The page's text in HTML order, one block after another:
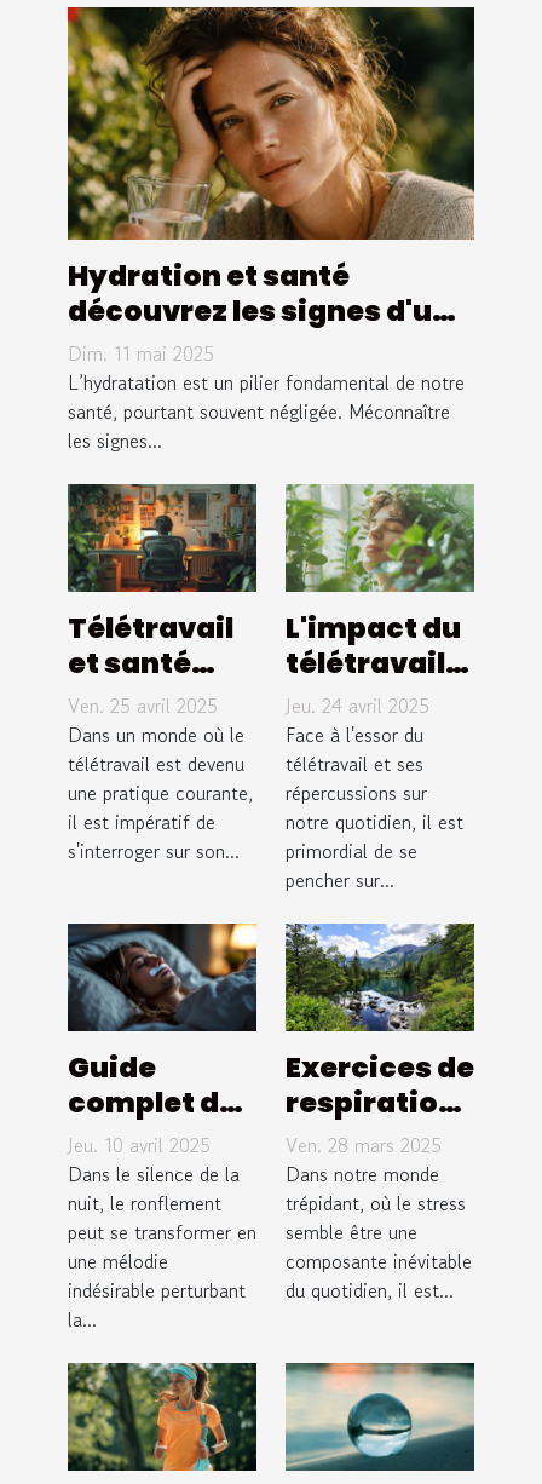
Hydration et santé
découvrez les signes d'une
déshydratation et les
solutions pour y remédier
Dim. 11 mai 2025
L’hydratation est un pilier fondamental de notre
santé, pourtant souvent négligée. Méconnaître
les signes...
Télétravail
et santé
mentale
stratégies
pour
préserver
son bien-
Ven. 25 avril 2025
Dans un monde où le
télétravail est devenu
une pratique courante,
il est impératif de
s'interroger sur son...
L'impact du
télétravail
sur la santé
mentale
solutions
pour un
équilibre vie
pro-perso
Jeu. 24 avril 2025
Face à l'essor du
télétravail et ses
répercussions sur
notre quotidien, il est
primordial de se
pencher sur...
Guide
complet des
bandes
nasales
pour réduire
le
ronflement
Jeu. 10 avril 2025
Dans le silence de la
nuit, le ronflement
peut se transformer en
une mélodie
indésirable perturbant
la...
Exercices de
respiration
pour la
gestion du
stress
techniques
simples
pour un
apaisé
Ven. 28 mars 2025
Dans notre monde
trépidant, où le stress
semble être une
composante inévitable
du quotidien, il est...